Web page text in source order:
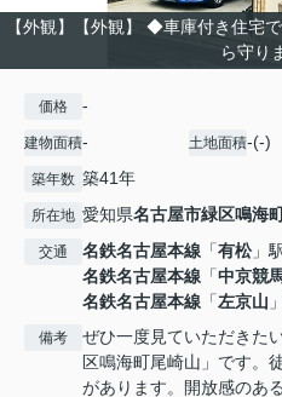
【外観】【外観】 ◆車庫付き住宅
ら守り
価格 -
建物面積- 土地面積-(-)
築年数 築41年
所在地 愛知県名古屋市緑区鳴海
交通 名鉄名古屋本線 「有松」
名鉄名古屋本線 「中京競
名鉄名古屋本線 「左京山
備考
ぜひ一度見ていただきた
区鳴海町尾崎山」です。
があります。開放感のあ